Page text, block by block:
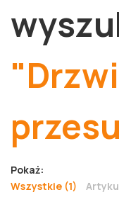
"Drzwi
Pokaż:
Wszystkie (1)